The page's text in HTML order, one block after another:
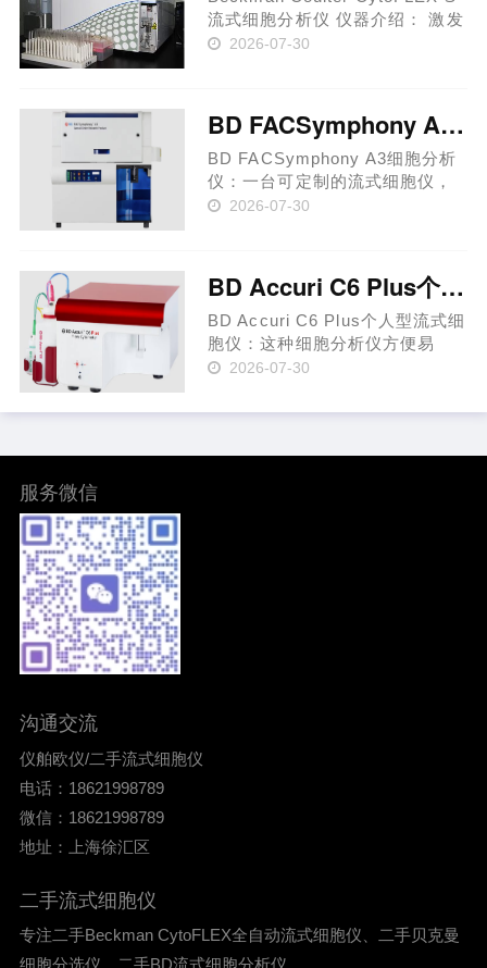
流式细胞分析仪 仪器介绍： 激发
光源：488nm、638nm、
525/40, 690/50 Red laser:
660/20,……
2026-07-30
BD FACSymphony A3细胞分析仪
BD FACSymphony A3细胞分析
仪：一台可定制的流式细胞仪，
较小的体积完成高参数分析。 BD
和 28 种颜色 提供高度可定制的
选项以满足您的研究重点，并可
进行……
2026-07-30
BD Accuri C6 Plus个人型流式细胞仪
BD Accuri C6 Plus个人型流式细
胞仪：这种细胞分析仪方便易
用，新手和经验丰富的研究人员
Accuri™ C6 Plus流式细胞仪体
英寸)、重量轻(重量仅30磅)、简
2026-07-30
服务微信
沟通交流
仪舶欧仪/二手流式细胞仪
电话：18621998789
微信：18621998789
地址：上海徐汇区
二手流式细胞仪
专注二手Beckman CytoFLEX全自动流式细胞仪、二手贝克曼
细胞分选仪、二手BD流式细胞分析仪